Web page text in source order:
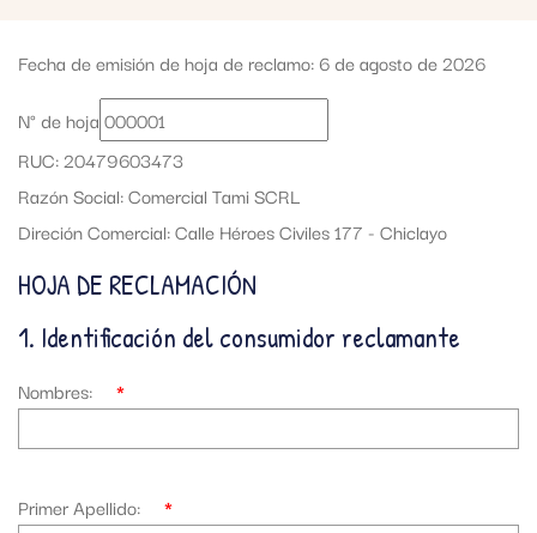
Fecha de emisión de hoja de reclamo: 6 de agosto de 2026
N° de hoja
RUC: 20479603473
Razón Social: Comercial Tami SCRL
Direción Comercial: Calle Héroes Civiles 177 - Chiclayo
HOJA DE RECLAMACIÓN
1. Identificación del consumidor reclamante
Nombres: *
Primer Apellido: *